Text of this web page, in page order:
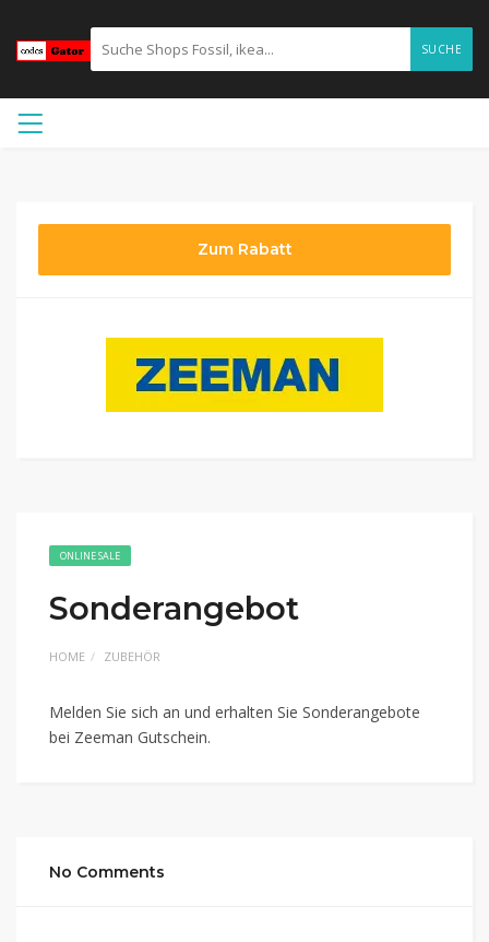
SUCHE
Zum Rabatt
ONLINE SALE
Sonderangebot
HOME ZUBEHÖR
Melden Sie sich an und erhalten Sie Sonderangebote
bei Zeeman Gutschein.
No Comments